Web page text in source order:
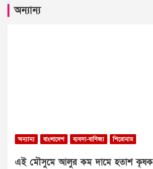
অন্যান্য
অন্যান্য বাংলাদেশ ব্যবসা-বাণিজ্য শিরোনাম
এই মৌসুমে আলুর কম দামে হতাশ কৃষক